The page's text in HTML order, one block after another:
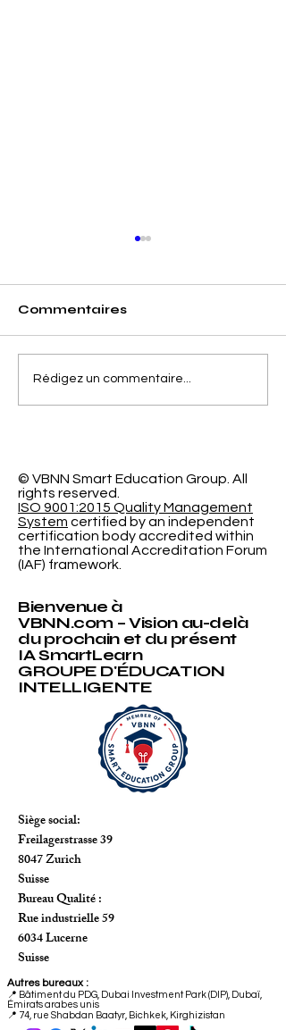
Séparer la Précision
de l'Erreur de
Commentaires
Rédigez un commentaire...
© VBNN Smart Education Group. All
rights reserved.
ISO 9001:2015 Quality Management
System certified by an independent
certification body accredited within
the International Accreditation Forum
(IAF) framework.
Bienvenue à
VBNN.com – Vision au-delà
du prochain et du présent
IA SmartLearn
GROUPE D'ÉDUCATION
INTELLIGENTE
Siège social:
Freilagerstrasse 39
8047 Zurich
Suisse
Bureau Qualité :
Rue industrielle 59
6034 Lucerne
Suisse
Autres bureaux :
📍 Bâtiment du PDG, Dubai Investment Park (DIP), Dubaï,
Émirats arabes unis
📍 74, rue Shabdan Baatyr, Bichkek, Kirghizistan